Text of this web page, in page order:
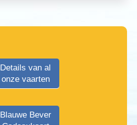
Details van al
onze vaarten
Blauwe Bever